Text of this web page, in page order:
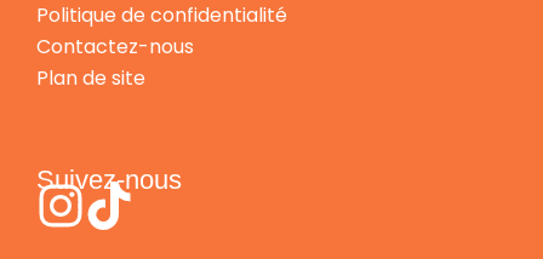
Politique de confidentialité
Contactez-nous
Plan de site
Suivez-nous